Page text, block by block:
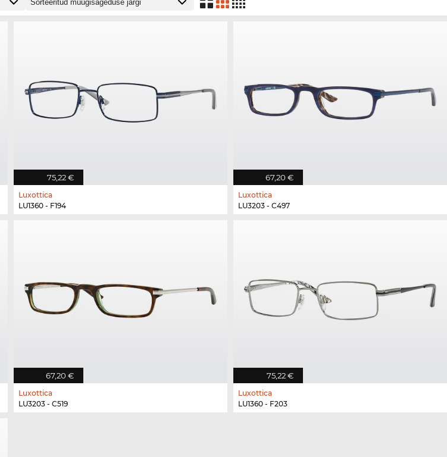
75,22 €
Luxottica
LU1360 - F194
67,20 €
Luxottica
LU3203 - C497
67,20 €
Luxottica
LU3203 - C519
75,22 €
Luxottica
LU1360 - F203